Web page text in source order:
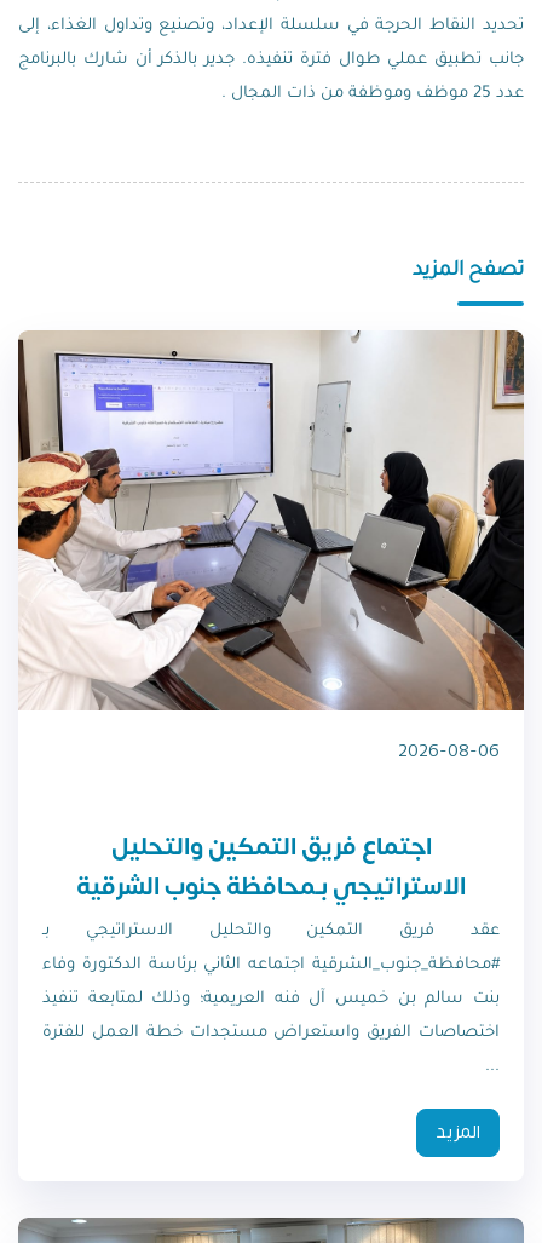
تحديد النقاط الحرجة في سلسلة الإعداد، وتصنيع وتداول الغذاء، إلى
جانب تطبيق عملي طوال فترة تنفيذه. جدير بالذكر أن شارك بالبرنامج
عدد 25 موظف وموظفة من ذات المجال .
تصفح المزيد
2026-08-06
اجتماع فريق التمكين والتحليل
الاستراتيجي بـمحافظة جنوب الشرقية
عقد فريق التمكين والتحليل الاستراتيجي بـ
#محافظة_جنوب_الشرقية اجتماعه الثاني برئاسة الدكتورة وفاء
بنت سالم بن خميس آل فنه العريمية؛ وذلك لمتابعة تنفيذ
اختصاصات الفريق واستعراض مستجدات خطة العمل للفترة
...
المزيد